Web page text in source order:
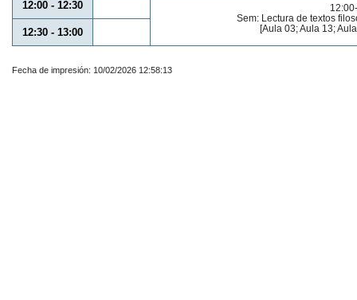
12:00 - 12:30
Sem: Lectura de textos
[Aula 03; Aula 13;
12:30 - 13:00
Fecha de impresión: 10/02/2026 12:58:13